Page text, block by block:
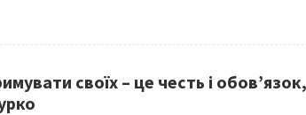
своїх – це честь і